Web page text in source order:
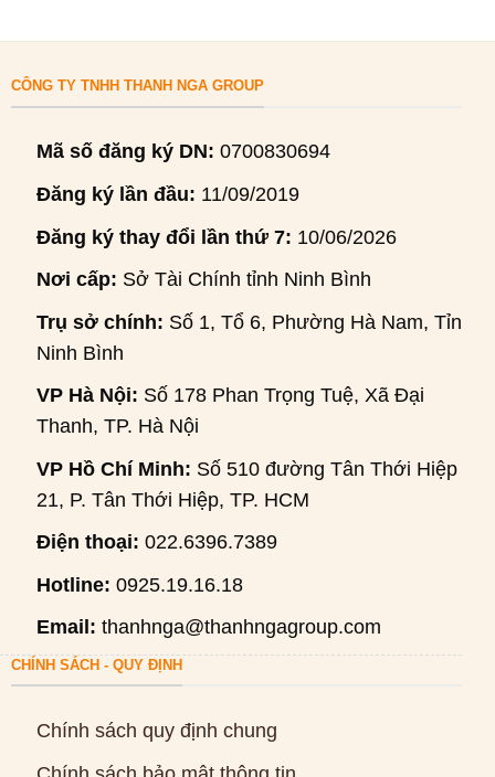
CÔNG TY TNHH THANH NGA GROUP
Mã số đăng ký DN: 0700830694
Đăng ký lần đầu: 11/09/2019
Đăng ký thay đổi lần thứ 7: 10/06/2026
Nơi cấp: Sở Tài Chính tỉnh Ninh Bình
Trụ sở chính: Số 1, Tổ 6, Phường Hà Nam, Tỉnh
Ninh Bình
VP Hà Nội: Số 178 Phan Trọng Tuệ, Xã Đại
Thanh, TP. Hà Nội
VP Hồ Chí Minh: Số 510 đường Tân Thới Hiệp
21, P. Tân Thới Hiệp, TP. HCM
Điện thoại: 022.6396.7389
Hotline: 0925.19.16.18
Email: thanhnga@thanhngagroup.com
CHÍNH SÁCH - QUY ĐỊNH
Chính sách quy định chung